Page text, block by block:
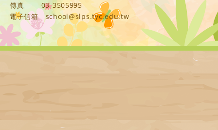
傳真
03-3505995
電子信箱
school@slps.tyc.edu.tw